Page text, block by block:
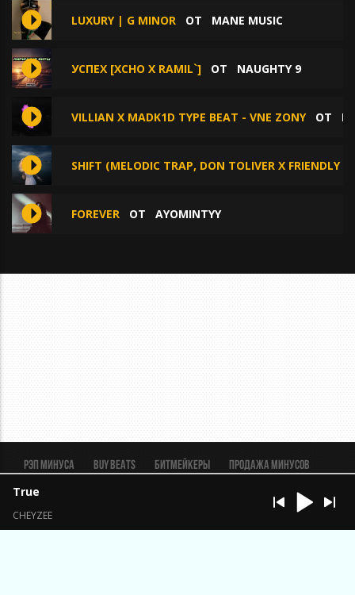
LUXURY | G MINOR ОТ MANE MUSIC
УСПЕХ [XCHO Х RAMIL`] ОТ NAUGHTY 9
VILLIAN X MADK1D TYPE BEAT - VNE ZONY ОТ
SHIFT (MELODIC TRAP, DON TOLIVER X FRIENDLY
FOREVER ОТ AYOMINTYY
True
CHEYZEE
Рэп минуса BUY BEATS Битмейкеры
Продажа минусов
Рэп биты
Безопасная сделка